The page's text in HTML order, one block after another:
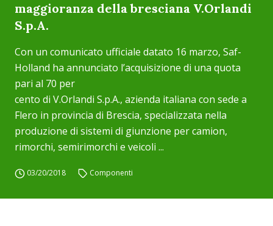
maggioranza della bresciana V.Orlandi
S.p.A.
Con un comunicato ufficiale datato 16 marzo, Saf-
Holland ha annunciato l’acquisizione di una quota
pari al 70 per
cento di V.Orlandi S.p.A., azienda italiana con sede a
Flero in provincia di Brescia, specializzata nella
produzione di sistemi di giunzione per camion,
rimorchi, semirimorchi e veicoli ...
03/20/2018 Componenti